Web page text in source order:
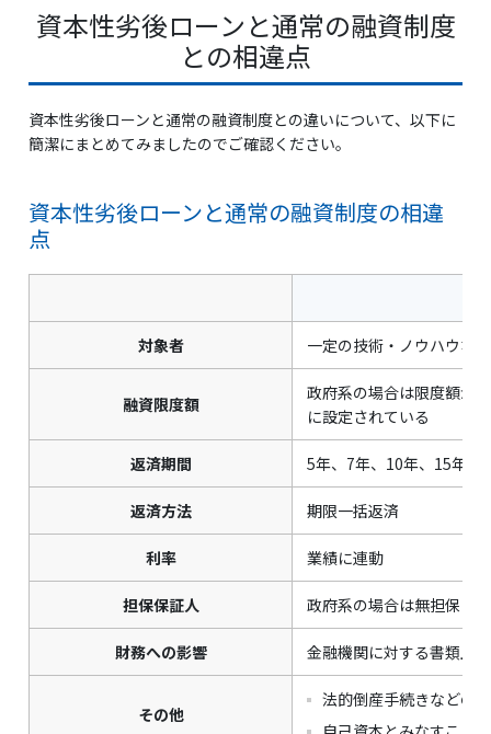
資本性劣後ローンと通常の融資制度
との相違点
資本性劣後ローンと通常の融資制度との違いについて、以下に
簡潔にまとめてみましたのでご確認ください。
資本性劣後ローンと通常の融資制度の相違
点
対象者 一定の技術・ノウハウな
融資限度額
政府系の場合は限度額が
に設定されている
返済期間 5年、7年、10年、15年な
返済方法 期限一括返済
利率 業績に連動
担保保証人 政府系の場合は無担保・
財務への影響 金融機関に対する書類上
その他
法的倒産手続きなどの